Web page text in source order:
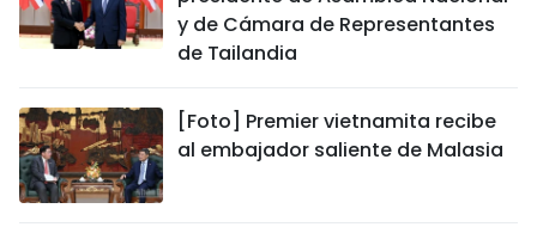
y de Cámara de Representantes
de Tailandia
[Foto] Premier vietnamita recibe
al embajador saliente de Malasia